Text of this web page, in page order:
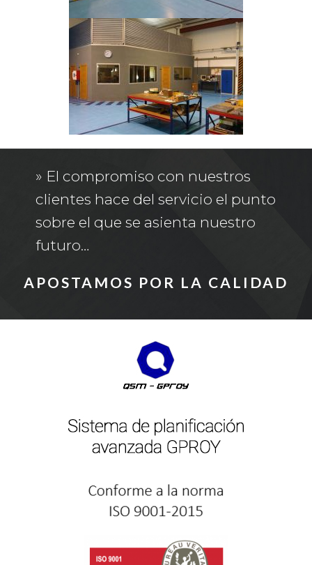
» El compromiso con nuestros
clientes hace del servicio el punto
sobre el que se asienta nuestro
futuro…
APOSTAMOS POR LA CALIDAD